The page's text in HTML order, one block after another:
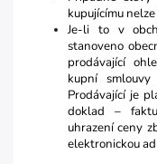
kupujícímu
Je-li to v
stanoveno
prodávající
kupní
Prodávající je
doklad –
uhrazení ceny
elektronickou